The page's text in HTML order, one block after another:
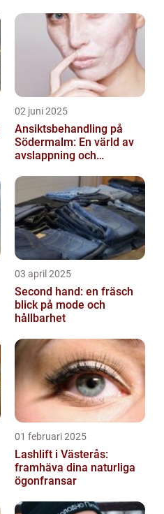
02 juni 2025
Ansiktsbehandling på
Södermalm: En värld av
avslappning och
03 april 2025
Second hand: en fräsch
blick på mode och
hållbarhet
01 februari 2025
Lashlift i Västerås:
framhäva dina naturliga
ögonfransar